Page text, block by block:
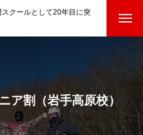
スクールとして20年目に突
ア割（岩手高原校）